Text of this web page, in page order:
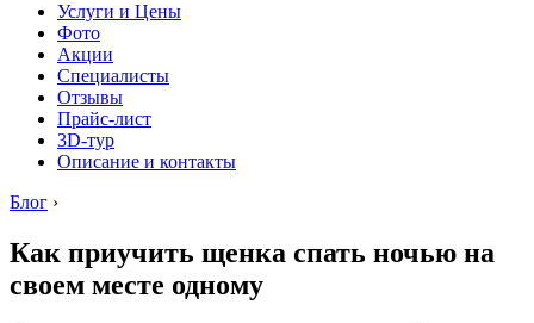
Услуги и Цены
Фото
Акции
Специалисты
Отзывы
Прайс-лист
3D-тур
Описание и контакты
Блог ›
Как приучить щенка спать ночью на
своем месте одному